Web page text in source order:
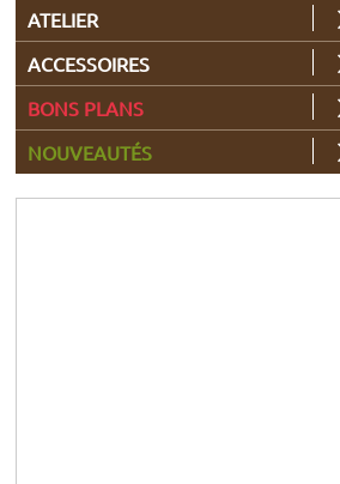
ATELIER
ACCESSOIRES
BONS PLANS
NOUVEAUTÉS